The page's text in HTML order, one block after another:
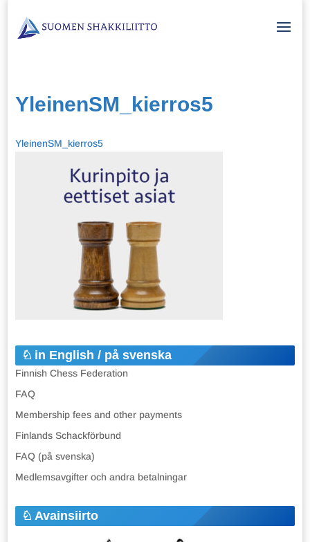
YleinenSM_kierros5
YleinenSM_kierros5
in English / på svenska
Finnish Chess Federation
FAQ
Membership fees and other payments
Finlands Schackförbund
FAQ (på svenska)
Medlemsavgifter och andra betalningar
Avainsiirto